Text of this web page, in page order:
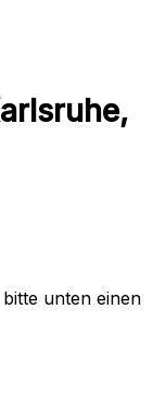
unten einen